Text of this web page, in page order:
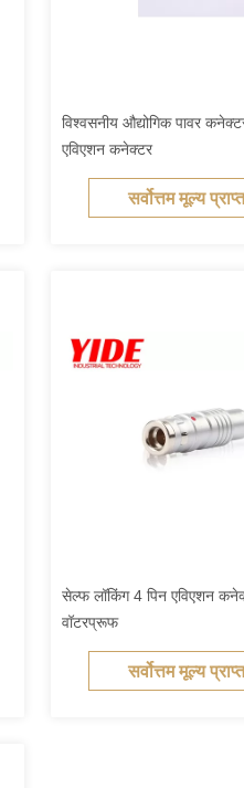
विश्वसनीय औद्योगिक पावर
एविएशन कनेक्टर
सर्वोत्तम मूल्य
सेल्फ लॉकिंग 4 पिन एविएशन
वॉटरप्रूफ
सर्वोत्तम मूल्य